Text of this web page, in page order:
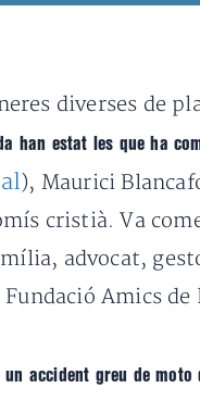
diverses de
han estat les que ha
), Maurici
cristià. Va
advocat,
Amics de
un accident greu de